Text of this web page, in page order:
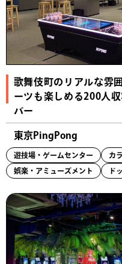
歌舞伎町のリアルな雰
ーツも楽しめる200人
バー
東京PingPong
遊技場・ゲームセンター カ
娯楽・アミューズメント ド